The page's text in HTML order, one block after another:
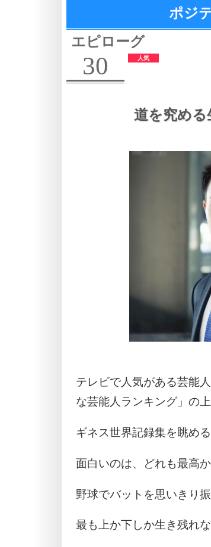
ポジ
エピローグ
30
道を究める
テレビで人気がある芸能
な芸能人ランキング」の
ギネス世界記録集を眺め
面白いのは、どれも最高
野球でバットを思いきり
最も上か下しか生き残れな